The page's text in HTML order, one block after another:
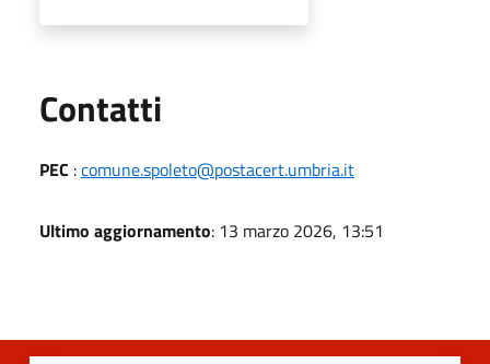
Contatti
PEC :comune.spoleto@postacert.umbria.it
Ultimo aggiornamento: 13 marzo 2026, 13:51